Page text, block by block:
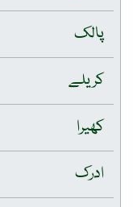
پالک
کریلے
کھیرا
ادرک